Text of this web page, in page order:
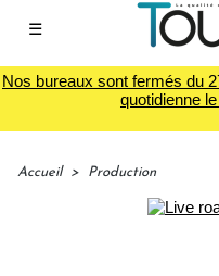
☰
Nos bureaux sont fermés du
quotidienne
Accueil > Production